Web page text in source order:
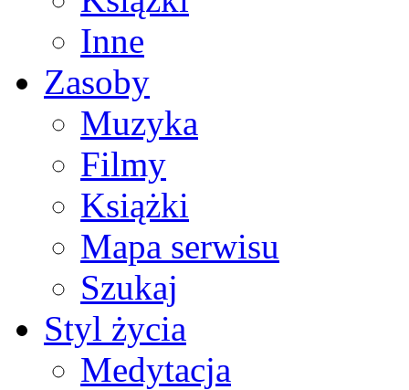
Inne
Zasoby
Muzyka
Filmy
Książki
Mapa serwisu
Szukaj
Styl życia
Medytacja